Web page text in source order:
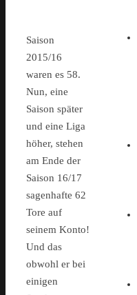
Saison
2015/16
waren es 58.
Nun, eine
Saison später
und eine Liga
höher, stehen
am Ende der
Saison 16/17
sagenhafte 62
Tore auf
seinem Konto!
Und das
obwohl er bei
einigen